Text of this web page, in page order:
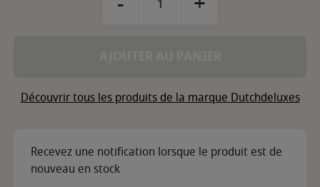
Découvrir tous les produits de la marque Dutchdeluxes
Recevez une notification lorsque le produit est de
nouveau en stock